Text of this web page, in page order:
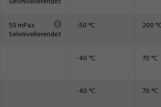
50 mPa.s
Selvnivellerendet
-50 °C 200
-40 °C 70 °C
-40 °C 70 °C